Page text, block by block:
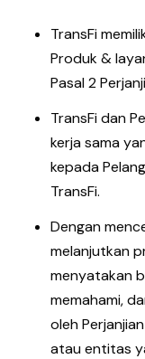
TransFi
Produk &
Pasal 2
TransFi dan
kerja sama
kepada
TransFi.
Dengan
melanjutkan
menyatakan
memahami,
oleh
atau entitas